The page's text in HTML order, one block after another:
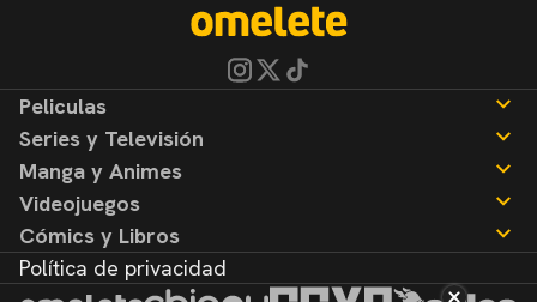
Peliculas
Noticias
Reseñas
Series y Televisión
Noticias
Reseñas
Manga y Animes
Noticias
Reseñas
Videojuegos
Noticias
Reseñas
Cómics y Libros
Noticias
Política de privacidad